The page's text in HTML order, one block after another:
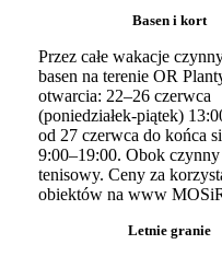
Basen i kort
Przez całe wakacje
basen na terenie OR
otwarcia: 22–26 czerwca
(poniedziałek-piątek)
od 27 czerwca do końca
9:00–19:00. Obok
tenisowy. Ceny za
obiektów na www
Letnie granie